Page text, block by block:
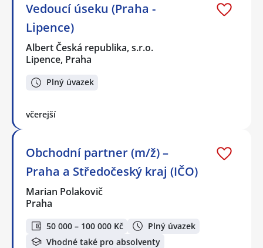
Vedoucí úseku (Praha -
Lipence)
Albert Česká republika, s.r.o.
Lipence, Praha
Plný úvazek
včerejší
Obchodní partner (m/ž) –
Praha a Středočeský kraj (IČO)
Marian Polakovič
Praha
50 000 – 100 000 Kč
Plný úvazek
Vhodné také pro absolventy